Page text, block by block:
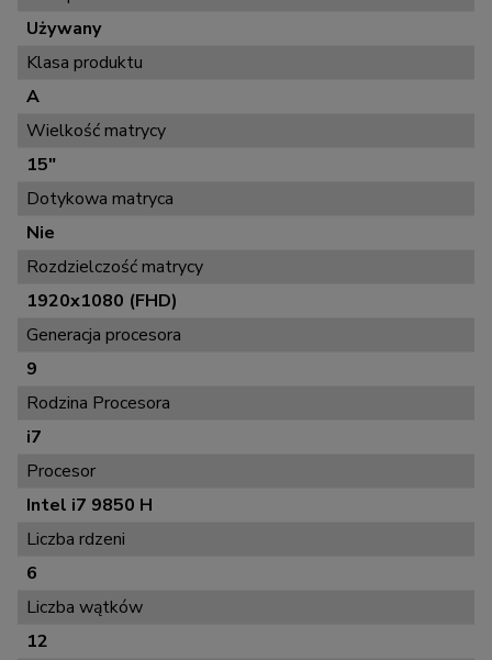
Używany
Klasa produktu
A
Wielkość matrycy
15"
Dotykowa matryca
Nie
Rozdzielczość matrycy
1920x1080 (FHD)
Generacja procesora
9
Rodzina Procesora
i7
Procesor
Intel i7 9850 H
Liczba rdzeni
6
Liczba wątków
12